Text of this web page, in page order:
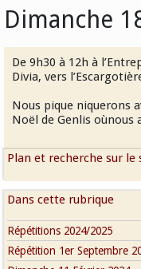
Dimanche
De 9h30 à 12h à
Divia, vers
Nous pique niquerons
Noël de Genlis oùnous
Plan et recherche sur le
Dans cette rubrique
Répétitions 2024/2025
Répétition 1er Septembre